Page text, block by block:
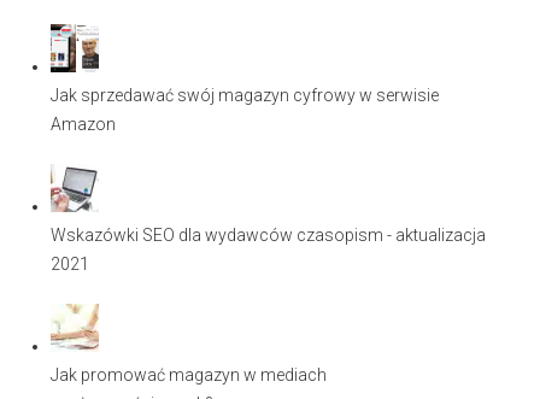
Jak sprzedawać swój magazyn cyfrowy w serwisie
Amazon
Wskazówki SEO dla wydawców czasopism - aktualizacja
2021
Jak promować magazyn w mediach